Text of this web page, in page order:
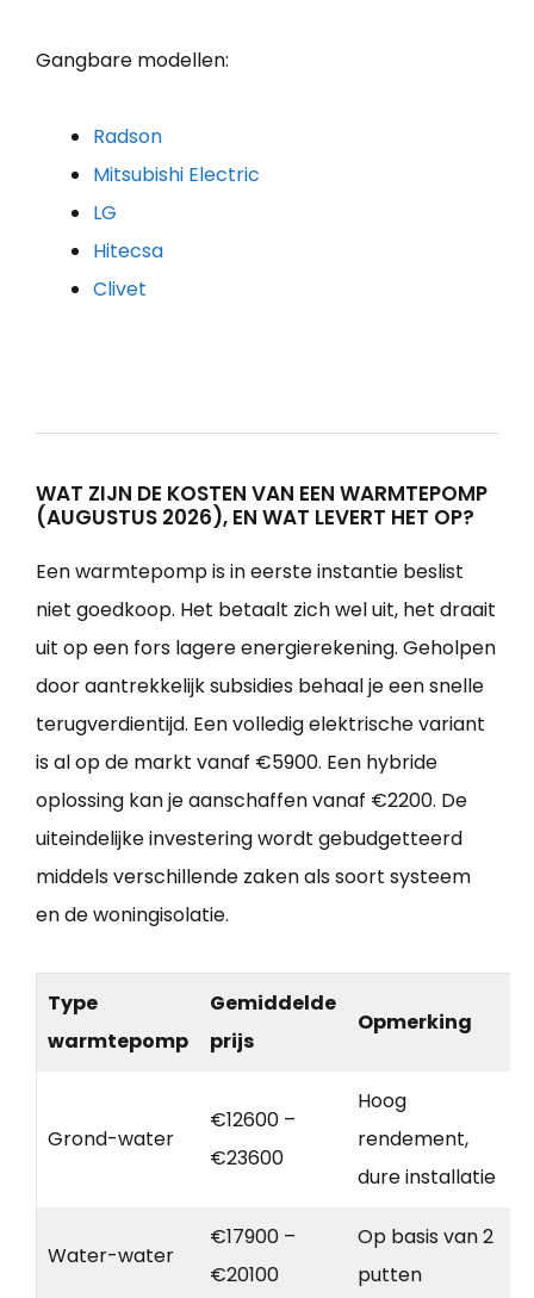
Gangbare modellen:
Radson
Mitsubishi Electric
LG
Hitecsa
Clivet
WAT ZIJN DE KOSTEN VAN EEN WARMTEPOMP
(AUGUSTUS 2026), EN WAT LEVERT HET OP?
Een warmtepomp is in eerste instantie beslist
niet goedkoop. Het betaalt zich wel uit, het draait
uit op een fors lagere energierekening. Geholpen
door aantrekkelijk subsidies behaal je een snelle
terugverdientijd. Een volledig elektrische variant
is al op de markt vanaf €5900. Een hybride
oplossing kan je aanschaffen vanaf €2200. De
uiteindelijke investering wordt gebudgetteerd
middels verschillende zaken als soort systeem
en de woningisolatie.
Type
warmtepomp
Gemiddelde
prijs
Opmerking
Grond-water
€12600 –
€23600
Hoog
rendement,
dure installatie
Water-water
€17900 –
€20100
Op basis van 2
putten